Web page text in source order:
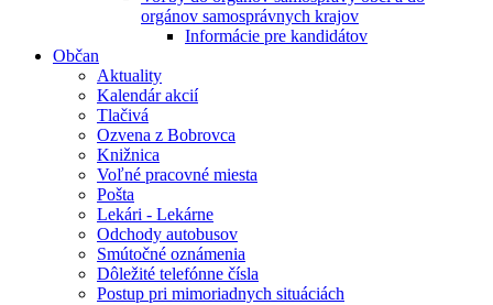
orgánov samosprávnych krajov
Informácie pre kandidátov
Občan
Aktuality
Kalendár akcií
Tlačivá
Ozvena z Bobrovca
Knižnica
Voľné pracovné miesta
Pošta
Lekári - Lekárne
Odchody autobusov
Smútočné oznámenia
Dôležité telefónne čísla
Postup pri mimoriadnych situáciách